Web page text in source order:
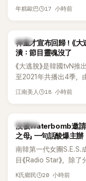
線，召開前所未見的「
熱議。 2日播出的 SBS
鎮》，邀請同時兼顧工
惠、李賢怡、李恩亨，
實的生活日常。 節目
邊搭車邊聊天，氣氛輕
發問：「妳不是上新聞
延燒到過去的爭議。李
開過記者會？」直接點
說：「哥怎麼連這個都
麼大，不知道才奇怪吧
當年情況，李智惠終於
術。她回憶：「拍了比
年糕歐巴 17 小時前
韓星
神童才宣布回歸！《
潰：節目靈魂沒了
《大逃脫》是韓國tvN
至2021年共播出4季，
（DTCU）」，憑藉燒
江南美人 18 小時前
K-POP
沒被Waterbomb邀請
之母」 一句話酸爆主辦
南韓第一代女團S.E.S.
目《Radio Star》，除
Waterbomb喊話，笑
K氏鄉民 20 小時前